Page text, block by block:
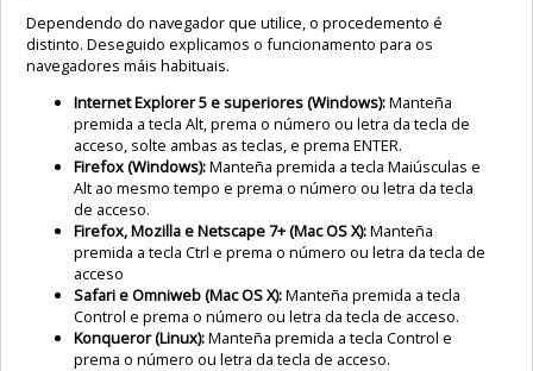
Dependendo do navegador que utilice, o procedemento é
distinto. Deseguido explicamos o funcionamento para os
navegadores máis habituais.
Internet Explorer 5 e superiores (Windows):Manteña
premida a tecla Alt, prema o número ou letra da tecla de
acceso, solte ambas as teclas, e prema ENTER.
Firefox (Windows):Manteña premida a tecla Maiúsculas e
Alt ao mesmo tempo e prema o número ou letra da tecla
de acceso.
Firefox, Mozilla e Netscape 7+ (Mac OS X):Manteña
premida a tecla Ctrl e prema o número ou letra da tecla de
acceso
Safari e Omniweb (Mac OS X):Manteña premida a tecla
Control e prema o número ou letra da tecla de acceso.
Konqueror (Linux):Manteña premida a tecla Control e
prema o número ou letra da tecla de acceso.